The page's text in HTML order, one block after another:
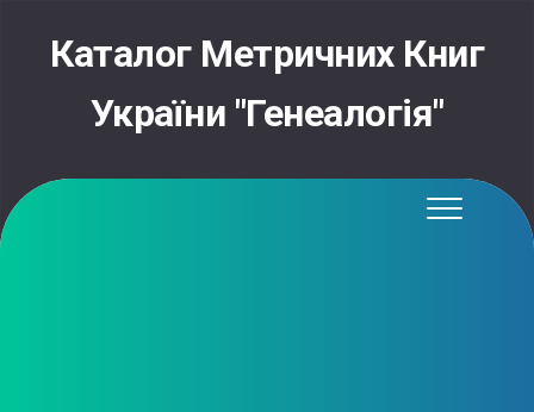
contentКаталог Метричних Книг
України "Генеалогія"